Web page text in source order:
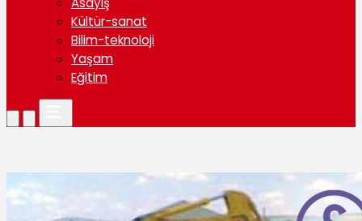
Kültür-sanat
Bilim-teknoloji
Yaşam
Eğitim